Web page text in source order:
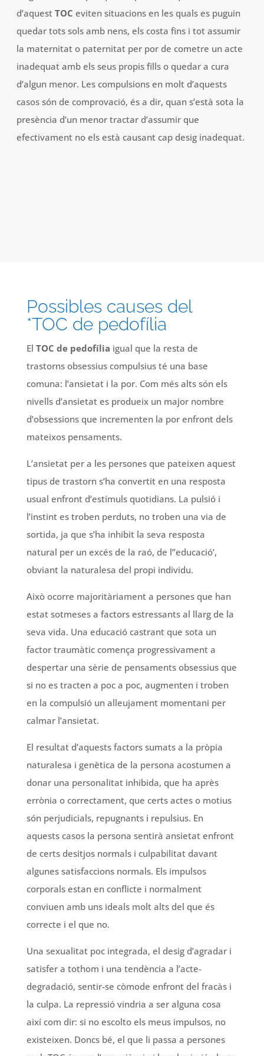
d’aquest TOC eviten situacions en les quals es puguin
quedar tots sols amb nens, els costa fins i tot assumir
la maternitat o paternitat per por de cometre un acte
inadequat amb els seus propis fills o quedar a cura
d’algun menor. Les compulsions en molt d’aquests
casos són de comprovació, és a dir, quan s’està sota la
presència d’un menor tractar d’assumir que
efectivament no els està causant cap desig inadequat.
Possibles causes del
*TOC de pedofília
El TOC de pedofília igual que la resta de
trastorns obsessius compulsius té una base
comuna: l’ansietat i la por. Com més alts són els
nivells d’ansietat es produeix un major nombre
d’obsessions que incrementen la por enfront dels
mateixos pensaments.
L’ansietat per a les persones que pateixen aquest
tipus de trastorn s’ha convertit en una resposta
usual enfront d’estímuls quotidians. La pulsió i
l’instint es troben perduts, no troben una via de
sortida, ja que s’ha inhibit la seva resposta
natural per un excés de la raó, de l”educació’,
obviant la naturalesa del propi individu.
Això ocorre majoritàriament a persones que han
estat sotmeses a factors estressants al llarg de la
seva vida. Una educació castrant que sota un
factor traumàtic comença progressivament a
despertar una sèrie de pensaments obsessius que
si no es tracten a poc a poc, augmenten i troben
en la compulsió un alleujament momentani per
calmar l’ansietat.
El resultat d’aquests factors sumats a la pròpia
naturalesa i genètica de la persona acostumen a
donar una personalitat inhibida, que ha après
errònia o correctament, que certs actes o motius
són perjudicials, repugnants i repulsius. En
aquests casos la persona sentirà ansietat enfront
de certs desitjos normals i culpabilitat davant
algunes satisfaccions normals. Els impulsos
corporals estan en conflicte i normalment
conviuen amb uns ideals molt alts del que és
correcte i el que no.
Una sexualitat poc integrada, el desig d’agradar i
satisfer a tothom i una tendència a l’acte-
degradació, sentir-se còmode enfront del fracàs i
la culpa. La repressió vindria a ser alguna cosa
així com dir: si no escolto els meus impulsos, no
existeixen. Doncs bé, el que li passa a persones